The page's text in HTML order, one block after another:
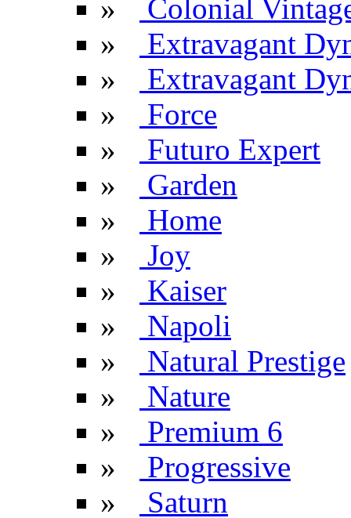
»
Colonial
»
Extravagant
»
Extravagant
»
Force
»
Futuro Expert
»
Garden
»
Home
»
Joy
»
Kaiser
»
Napoli
»
Natural Prestige
»
Nature
»
Premium 6
»
Progressive
»
Saturn